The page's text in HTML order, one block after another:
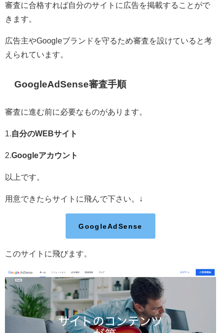
審査に合格すれば自分のサイトに広告を掲載することがで
きます。
広告主やGoogleブランドを守るため審査を設けていると考
えられています。
GoogleAdSense審査手順
審査に進む前に必要なものがあります。
1. 自分のWEBサイト
2. Googleアカウント
以上です。
用意できたらサイトに飛んで下さい。↓
GoogleAdSense
このサイトに飛びます。